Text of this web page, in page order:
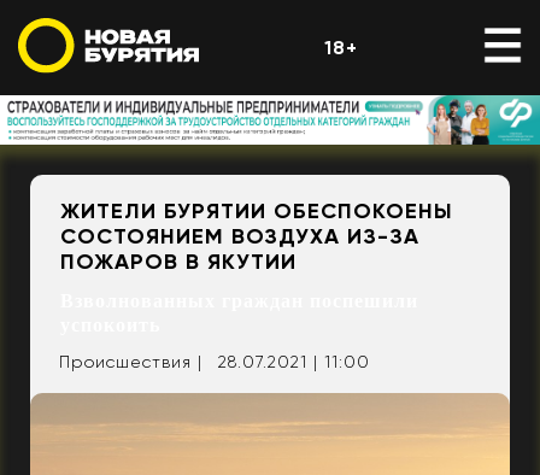
18+
ЖИТЕЛИ БУРЯТИИ ОБЕСПОКОЕНЫ
СОСТОЯНИЕМ ВОЗДУХА ИЗ-ЗА
ПОЖАРОВ В ЯКУТИИ
Происшествия | 28.07.2021 | 11:00